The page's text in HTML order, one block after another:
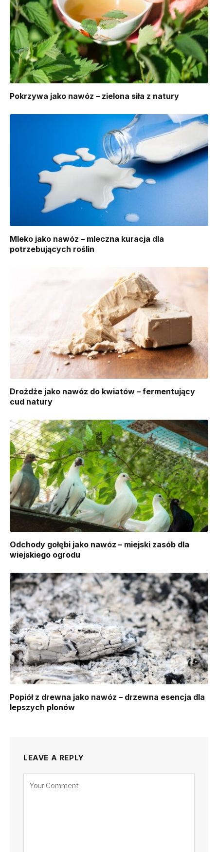
Pokrzywa jako nawóz – zielona siła z natury
Mleko jako nawóz – mleczna kuracja dla
potrzebujących roślin
Drożdże jako nawóz do kwiatów – fermentujący
cud natury
Odchody gołębi jako nawóz – miejski zasób dla
wiejskiego ogrodu
Popiół z drewna jako nawóz – drzewna esencja dla
lepszych plonów
LEAVE A REPLY